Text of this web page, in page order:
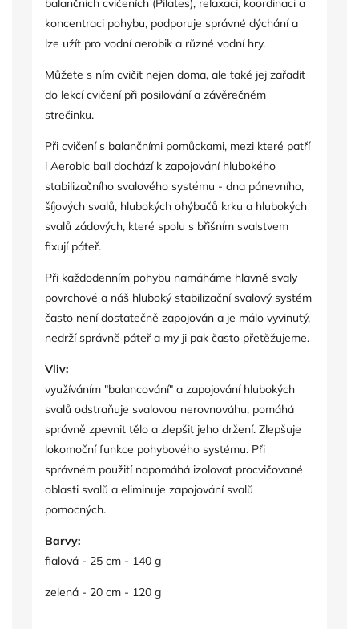
balančních cvičeních (Pilates), relaxaci, koordinaci a
koncentraci pohybu, podporuje správné dýchání a
lze užít pro vodní aerobik a různé vodní hry.
Můžete s ním cvičit nejen doma, ale také jej zařadit
do lekcí cvičení při posilování a závěrečném
strečinku.
Při cvičení s balančními pomůckami, mezi které patří
i Aerobic ball dochází k zapojování hlubokého
stabilizačního svalového systému - dna pánevního,
šíjových svalů, hlubokých ohýbačů krku a hlubokých
svalů zádových, které spolu s břišním svalstvem
fixují páteř.
Při každodenním pohybu namáháme hlavně svaly
povrchové a náš hluboký stabilizační svalový systém
často není dostatečně zapojován a je málo vyvinutý,
nedrží správně páteř a my ji pak často přetěžujeme.
Vliv:
využíváním "balancování" a zapojování hlubokých
svalů odstraňuje svalovou nerovnováhu, pomáhá
správně zpevnit tělo a zlepšit jeho držení. Zlepšuje
lokomoční funkce pohybového systému. Při
správném použití napomáhá izolovat procvičované
oblasti svalů a eliminuje zapojování svalů
pomocných.
Barvy:
fialová - 25 cm - 140 g
zelená - 20 cm - 120 g